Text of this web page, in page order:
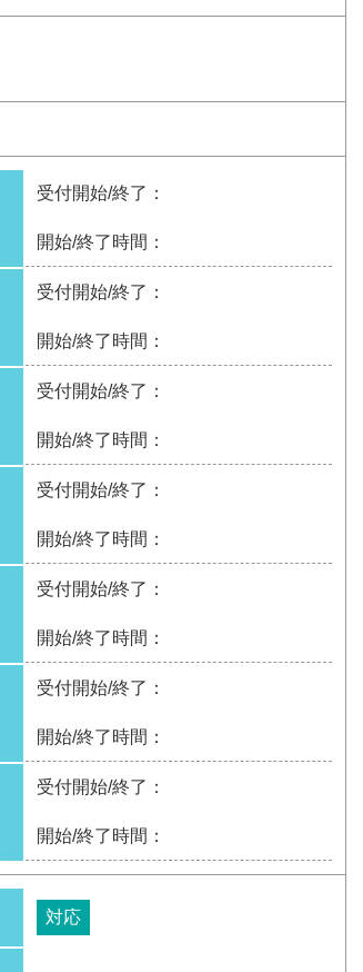
受付開始/終了：
開始/終了時間：
受付開始/終了：
開始/終了時間：
受付開始/終了：
開始/終了時間：
受付開始/終了：
開始/終了時間：
受付開始/終了：
開始/終了時間：
受付開始/終了：
開始/終了時間：
受付開始/終了：
開始/終了時間：
対応